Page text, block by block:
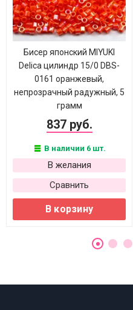
Бисер японский MIYUKI
Delica цилиндр 15/0 DBS-
0161 оранжевый,
непрозрачный радужный, 5
грамм
837 руб.
В наличии 6 шт.
В желания
Сравнить
В корзину